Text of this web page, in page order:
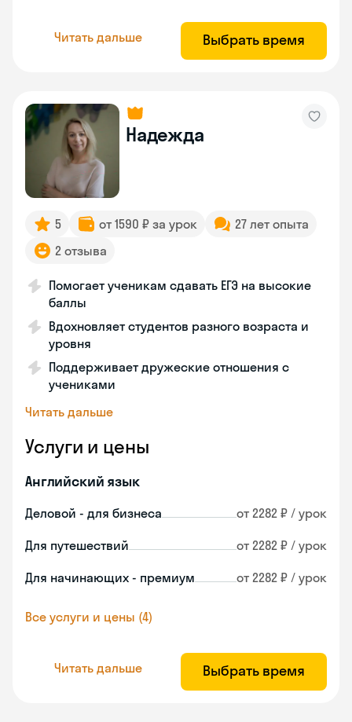
Читать дальше Выбрать время
Надежда
5 от 1590 ₽ за урок
27 лет опыта
2 отзыва
Помогает ученикам сдавать ЕГЭ на высокие
баллы
Вдохновляет студентов разного возраста и
уровня
Поддерживает дружеские отношения с
учениками
Читать дальше
Услуги и цены
Английский язык
Деловой - для бизнеса от 2282 ₽ / урок
Для путешествий от 2282 ₽ / урок
Для начинающих - премиум от 2282 ₽ / урок
Все услуги и цены (4)
Читать дальше Выбрать время